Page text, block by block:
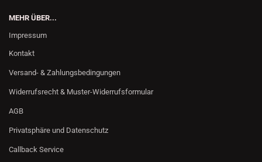
MEHR ÜBER...
Impressum
Kontakt
Versand- & Zahlungsbedingungen
Widerrufsrecht & Muster-Widerrufsformular
AGB
Privatsphäre und Datenschutz
Callback Service